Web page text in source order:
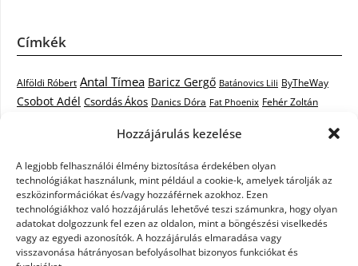
Hozzájárulás kezelése
A legjobb felhasználói élmény biztosítása érdekében olyan
technológiákat használunk, mint például a cookie-k, amelyek tárolják az
eszközinformációkat és/vagy hozzáférnek azokhoz. Ezen
technológiákhoz való hozzájárulás lehetővé teszi számunkra, hogy olyan
adatokat dolgozzunk fel ezen az oldalon, mint a böngészési viselkedés
vagy az egyedi azonosítók. A hozzájárulás elmaradása vagy
visszavonása hátrányosan befolyásolhat bizonyos funkciókat és
Címkék
Alföldi Róbert Antal Tímea Baricz Gergő Batánovics Lili ByTheWay
Csobot Adél Csordás Ákos Danics Dóra Fat Phoenix Fehér Zoltán
Kovács László Stone
Krasznai Tünde Like LiL C. Malek Miklós mentor Muri Enikő
Nagy Feró Oláh Gergő Péterffy Lili Rocktenors RTL Klub
Cowell Szabó Dávid Szabó Ádám Szikora Róbert Takács Nikolas
Tarány Tamás Tóth Gabi Vastag Csaba Vastag Tamás